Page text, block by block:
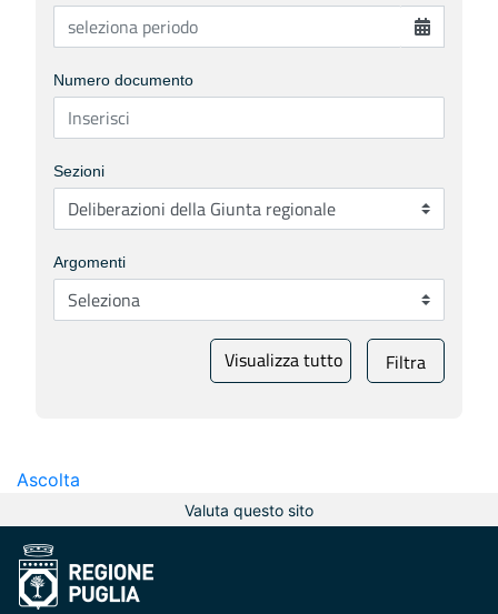
Numero documento
Sezioni
Argomenti
Visualizza tutto Filtra
Ascolta
Valuta questo sito